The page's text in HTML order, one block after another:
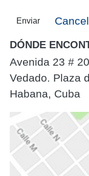
Enviar
DÓNDE
Avenida 23 #
Vedado. Plaza
Habana, Cuba